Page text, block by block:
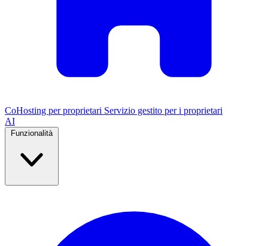
CoHosting per proprietari Servizio gestito per i proprietari
AI
Funzionalità